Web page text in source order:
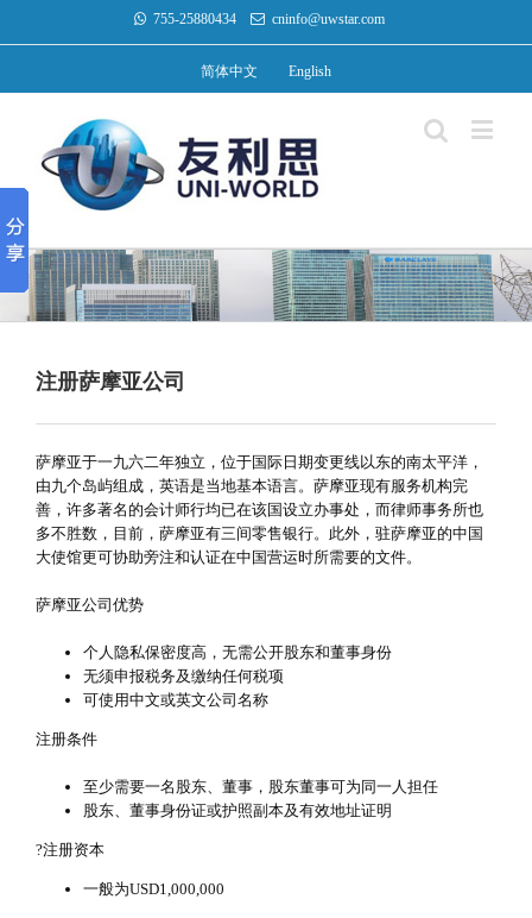
755-25880434 cninfo@uwstar.com
简体中文 English
注册萨摩亚公司
萨摩亚于一九六二年独立，位于国际日期变更线以东的南太平洋，
由九个岛屿组成，英语是当地基本语言。萨摩亚现有服务机构完
善，许多著名的会计师行均已在该国设立办事处，而律师事务所也
多不胜数，目前，萨摩亚有三间零售银行。此外，驻萨摩亚的中国
大使馆更可协助旁注和认证在中国营运时所需要的文件。
萨摩亚公司优势
个人隐私保密度高，无需公开股东和董事身份
无须申报税务及缴纳任何税项
可使用中文或英文公司名称
注册条件
至少需要一名股东、董事，股东董事可为同一人担任
股东、董事身份证或护照副本及有效地址证明
?注册资本
一般为USD1,000,000